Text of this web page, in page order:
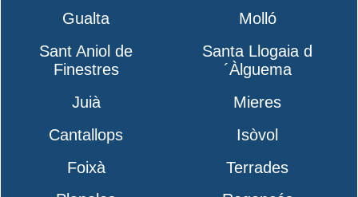
Gualta
Molló
Sant Aniol de
Finestres
Santa Llogaia d
´Àlguema
Juià
Mieres
Cantallops
Isòvol
Foixà
Terrades